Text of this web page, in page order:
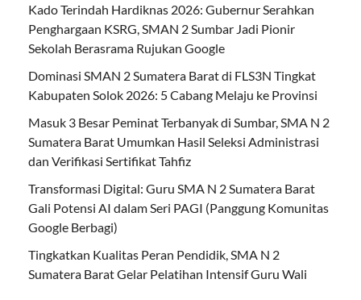
Kado Terindah Hardiknas 2026: Gubernur Serahkan
Penghargaan KSRG, SMAN 2 Sumbar Jadi Pionir
Sekolah Berasrama Rujukan Google
Dominasi SMAN 2 Sumatera Barat di FLS3N Tingkat
Kabupaten Solok 2026: 5 Cabang Melaju ke Provinsi
Masuk 3 Besar Peminat Terbanyak di Sumbar, SMA N 2
Sumatera Barat Umumkan Hasil Seleksi Administrasi
dan Verifikasi Sertifikat Tahfiz
Transformasi Digital: Guru SMA N 2 Sumatera Barat
Gali Potensi AI dalam Seri PAGI (Panggung Komunitas
Google Berbagi)
Tingkatkan Kualitas Peran Pendidik, SMA N 2
Sumatera Barat Gelar Pelatihan Intensif Guru Wali